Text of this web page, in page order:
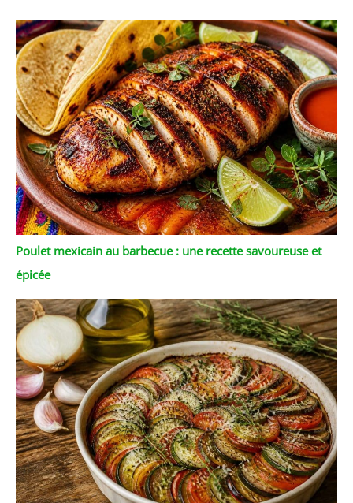
Poulet mexicain au barbecue : une recette savoureuse et
épicée